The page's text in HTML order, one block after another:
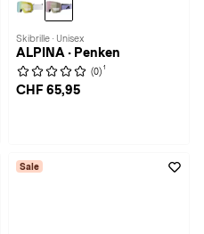
Skibrille · Unisex
ALPINA · Penken
(0) 1
CHF 65,95
Sale